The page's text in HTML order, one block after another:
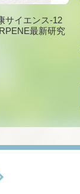
サイエンス-12
最新研究